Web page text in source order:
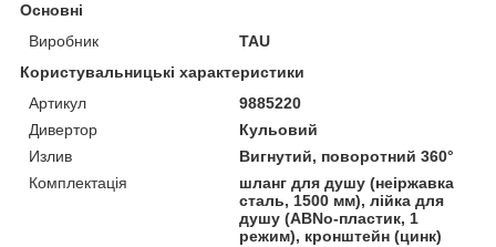
Основні
Виробник
TAU
Користувальницькі характеристики
Артикул
9885220
Дивертор
Кульовий
Излив
Вигнутий, поворотний 360°
Комплектація
шланг для душу (неіржавка
сталь, 1500 мм), лійка для
душу (АВNo-пластик, 1
режим), кронштейн (цинк)